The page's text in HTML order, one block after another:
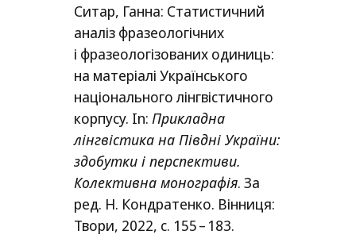
Ситар, Ганна: Статистичний
аналіз фразеологічних
і фразеологізованих одиниць:
на матеріалі Українського
національного лінгвістичного
корпусу. In:Прикладна
лінгвістика на Півдні України:
здобутки і перспективи.
Колективна монографія. За
ред. Н. Кондратенко. Вінниця:
Твори, 2022, с. 155 – 183.